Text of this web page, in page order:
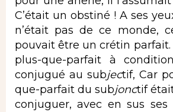
C’était un obstiné ! A ses
n’était pas de ce monde,
pouvait être un crétin parfait.
plus-que-parfait à
conjugué au subjectif, Car
que-parfait du subjonctif
conjuguer, avec en sus ses